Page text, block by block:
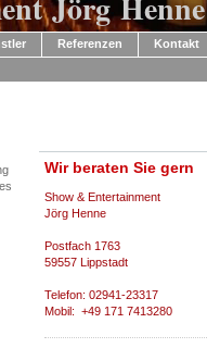
Referenzen
Kontakt
Wir beraten Sie gern
Show & Entertainment
Jörg Henne
Postfach 1763
59557 Lippstadt
Telefon: 02941-23317
Mobil: +49 171 7413280